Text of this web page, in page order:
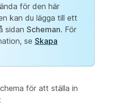
för den här
kan du lägga till ett
sidan Scheman. För
se Skapa
för att ställa in